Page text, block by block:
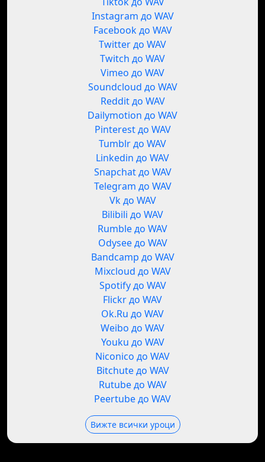
Instagram до WAV
Facebook до WAV
Twitter до WAV
Twitch до WAV
Vimeo до WAV
Soundcloud до WAV
Reddit до WAV
Dailymotion до WAV
Pinterest до WAV
Tumblr до WAV
Linkedin до WAV
Snapchat до WAV
Telegram до WAV
Vk до WAV
Bilibili до WAV
Rumble до WAV
Odysee до WAV
Bandcamp до WAV
Mixcloud до WAV
Spotify до WAV
Flickr до WAV
Ok.Ru до WAV
Weibo до WAV
Youku до WAV
Niconico до WAV
Bitchute до WAV
Rutube до WAV
Peertube до WAV
Вижте всички уроци